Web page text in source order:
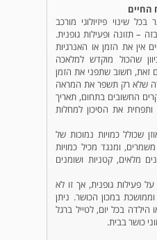
החיים
שינוי פיזיולוגי מורכב
– תזונה ופעילות גופנית.
אין את הזמן או האנרגיות
שהכול מוקדש למלאכה
זאת, חשוב שתפני את הזמן
שלא רק תשפר את המראה
החשובים בתחום, תאריך
את הסיכון למחלות
שכולל כמויות נמוכות של
משמרים, ומנגד מכיל כמויות
מלאים, קטניות ושומנים
פעילות גופנית, אך זו לא
במכון הכושר. ניתן
בכל יום, לטייל ברגל
כושר בבית.